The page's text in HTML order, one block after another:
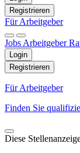
Registrieren
Für Arbeitgeber
Jobs Arbeitgeber
Login
Registrieren
Für Arbeitgeber
Finden Sie
Diese